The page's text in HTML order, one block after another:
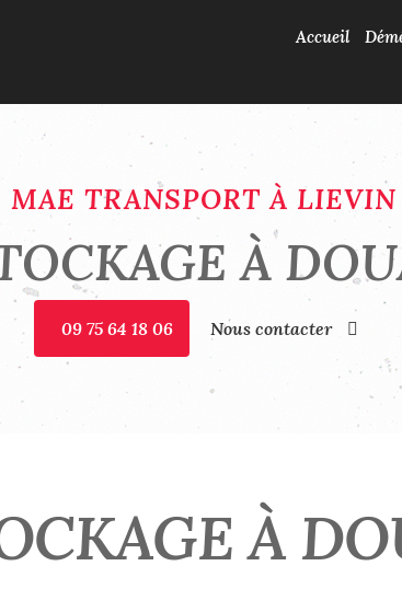
Accueil
MAE TRANSPORT À LIEVIN
À
09 75 64 18 06 Nous contacter
À